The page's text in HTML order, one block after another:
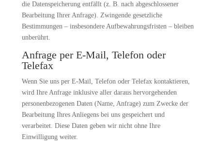
die Datenspeicherung entfällt (z. B. nach abgeschlossener
Bearbeitung Ihrer Anfrage). Zwingende gesetzliche
Bestimmungen – insbesondere Aufbewahrungsfristen – bleiben
unberührt.
Anfrage per E-Mail, Telefon oder
Telefax
Wenn Sie uns per E-Mail, Telefon oder Telefax kontaktieren,
wird Ihre Anfrage inklusive aller daraus hervorgehenden
personenbezogenen Daten (Name, Anfrage) zum Zwecke der
Bearbeitung Ihres Anliegens bei uns gespeichert und
verarbeitet. Diese Daten geben wir nicht ohne Ihre
Einwilligung weiter.